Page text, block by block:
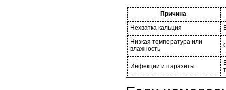
Причина
Нехватка кальция
Низкая температура или
влажность
Инфекции и паразиты